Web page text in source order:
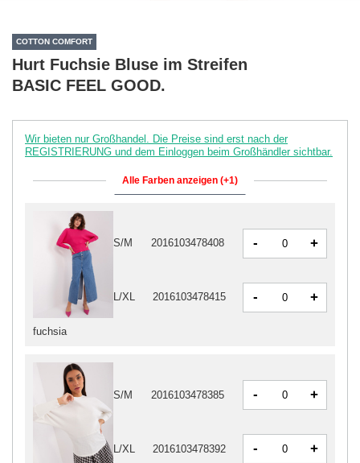
COTTON COMFORT
Hurt Fuchsie Bluse im Streifen
BASIC FEEL GOOD.
Wir bieten nur Großhandel. Die Preise sind erst nach der
REGISTRIERUNG und dem Einloggen beim Großhändler sichtbar.
Alle Farben anzeigen (+1)
S/M 2016103478385 - +
L/XL 2016103478392 - +
fuchsia
S/M 2016103478408 - +
L/XL 2016103478415 - +